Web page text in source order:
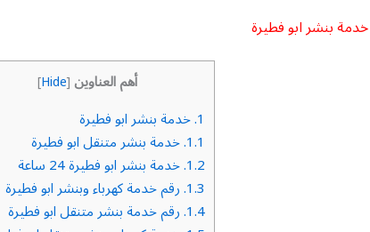
خدمة بنشر ابو فطيرة
أهم العناوين [
Hide
]
1. خدمة بنشر ابو فطيرة
1.1. خدمة بنشر متنقل ابو فطيرة
1.2. خدمة بنشر ابو فطيرة 24 ساعة
1.3. رقم خدمة كهرباء وبنشر ابو فطيرة
1.4. رقم خدمة بنشر متنقل ابو فطيرة